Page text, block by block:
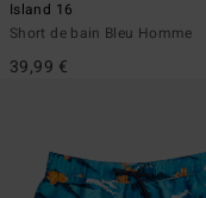
Island 16
Short de bain Bleu Homme
39,99 €